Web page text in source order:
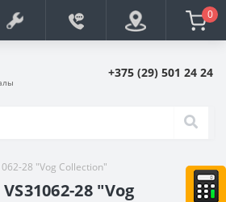
0
+375 (29) 501 24 24
28 "Vog Collection"
28 "Vog